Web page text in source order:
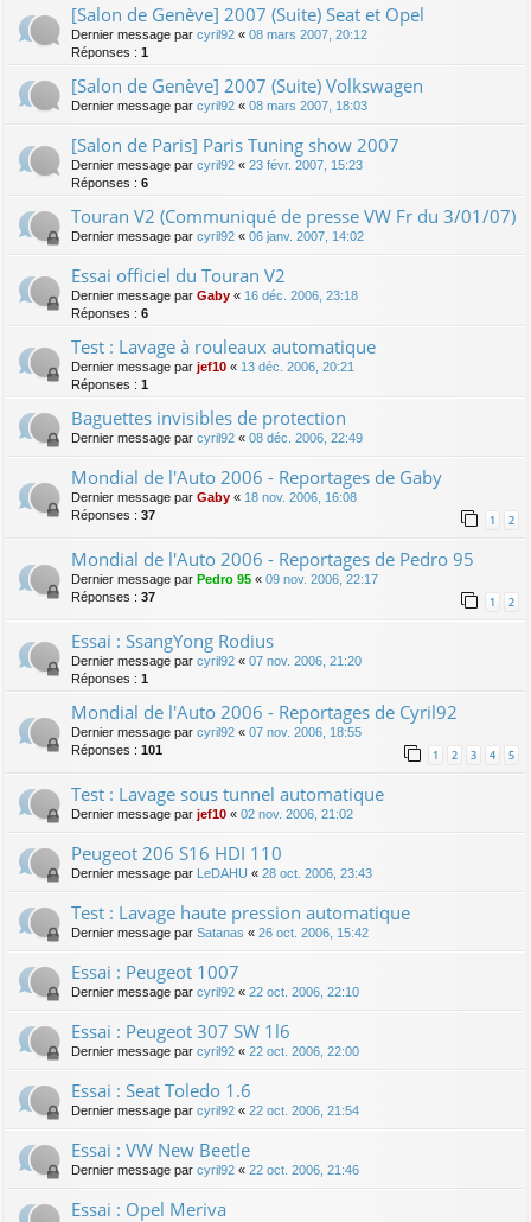
[Salon de Genève] 2007 (Suite) Seat et Opel
Dernier message par cyril92 « 08 mars 2007, 20:12
Réponses : 1
[Salon de Genève] 2007 (Suite) Volkswagen
Dernier message par cyril92 « 08 mars 2007, 18:03
[Salon de Paris] Paris Tuning show 2007
Dernier message par cyril92 « 23 févr. 2007, 15:23
Réponses : 6
Touran V2 (Communiqué de presse VW Fr du 3/01/07)
Dernier message par cyril92 « 06 janv. 2007, 14:02
Essai officiel du Touran V2
Dernier message par Gaby « 16 déc. 2006, 23:18
Réponses : 6
Test : Lavage à rouleaux automatique
Dernier message par jef10 « 13 déc. 2006, 20:21
Réponses : 1
Baguettes invisibles de protection
Dernier message par cyril92 « 08 déc. 2006, 22:49
Mondial de l'Auto 2006 - Reportages de Gaby
Dernier message par Gaby « 18 nov. 2006, 16:08
Réponses : 37 1 2
Mondial de l'Auto 2006 - Reportages de Pedro 95
Dernier message par Pedro 95 « 09 nov. 2006, 22:17
Réponses : 37 1 2
Essai : SsangYong Rodius
Dernier message par cyril92 « 07 nov. 2006, 21:20
Réponses : 1
Mondial de l'Auto 2006 - Reportages de Cyril92
Dernier message par cyril92 « 07 nov. 2006, 18:55
Réponses : 101 1 2 3 4 5
Test : Lavage sous tunnel automatique
Dernier message par jef10 « 02 nov. 2006, 21:02
Peugeot 206 S16 HDI 110
Dernier message par LeDAHU « 28 oct. 2006, 23:43
Test : Lavage haute pression automatique
Dernier message par Satanas « 26 oct. 2006, 15:42
Essai : Peugeot 1007
Dernier message par cyril92 « 22 oct. 2006, 22:10
Essai : Peugeot 307 SW 1l6
Dernier message par cyril92 « 22 oct. 2006, 22:00
Essai : Seat Toledo 1.6
Dernier message par cyril92 « 22 oct. 2006, 21:54
Essai : VW New Beetle
Dernier message par cyril92 « 22 oct. 2006, 21:46
Essai : Opel Meriva